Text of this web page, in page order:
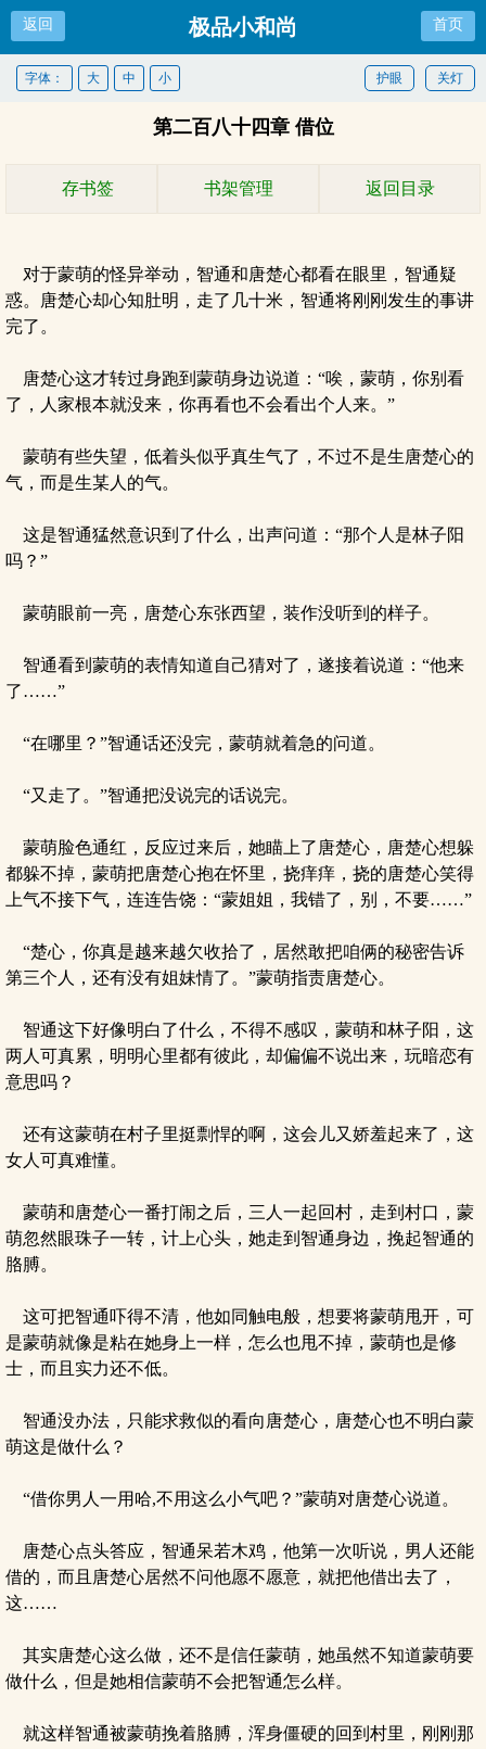
返回 极品小和尚 首页
关灯
护眼
字体： 大 中 小
第二百八十四章 借位
存书签 书架管理 返回目录
对于蒙萌的怪异举动，智通和唐楚心都看在眼里，智通疑
惑。唐楚心却心知肚明，走了几十米，智通将刚刚发生的事讲
完了。
唐楚心这才转过身跑到蒙萌身边说道：“唉，蒙萌，你别看
了，人家根本就没来，你再看也不会看出个人来。”
蒙萌有些失望，低着头似乎真生气了，不过不是生唐楚心的
气，而是生某人的气。
这是智通猛然意识到了什么，出声问道：“那个人是林子阳
吗？”
蒙萌眼前一亮，唐楚心东张西望，装作没听到的样子。
智通看到蒙萌的表情知道自己猜对了，遂接着说道：“他来
了……”
“在哪里？”智通话还没完，蒙萌就着急的问道。
“又走了。”智通把没说完的话说完。
蒙萌脸色通红，反应过来后，她瞄上了唐楚心，唐楚心想躲
都躲不掉，蒙萌把唐楚心抱在怀里，挠痒痒，挠的唐楚心笑得
上气不接下气，连连告饶：“蒙姐姐，我错了，别，不要……”
“楚心，你真是越来越欠收拾了，居然敢把咱俩的秘密告诉
第三个人，还有没有姐妹情了。”蒙萌指责唐楚心。
智通这下好像明白了什么，不得不感叹，蒙萌和林子阳，这
两人可真累，明明心里都有彼此，却偏偏不说出来，玩暗恋有
意思吗？
还有这蒙萌在村子里挺剽悍的啊，这会儿又娇羞起来了，这
女人可真难懂。
蒙萌和唐楚心一番打闹之后，三人一起回村，走到村口，蒙
萌忽然眼珠子一转，计上心头，她走到智通身边，挽起智通的
胳膊。
这可把智通吓得不清，他如同触电般，想要将蒙萌甩开，可
是蒙萌就像是粘在她身上一样，怎么也甩不掉，蒙萌也是修
士，而且实力还不低。
智通没办法，只能求救似的看向唐楚心，唐楚心也不明白蒙
萌这是做什么？
“借你男人一用哈,不用这么小气吧？”蒙萌对唐楚心说道。
唐楚心点头答应，智通呆若木鸡，他第一次听说，男人还能
借的，而且唐楚心居然不问他愿不愿意，就把他借出去了，
这……
其实唐楚心这么做，还不是信任蒙萌，她虽然不知道蒙萌要
做什么，但是她相信蒙萌不会把智通怎么样。
就这样智通被蒙萌挽着胳膊，浑身僵硬的回到村里，刚刚那